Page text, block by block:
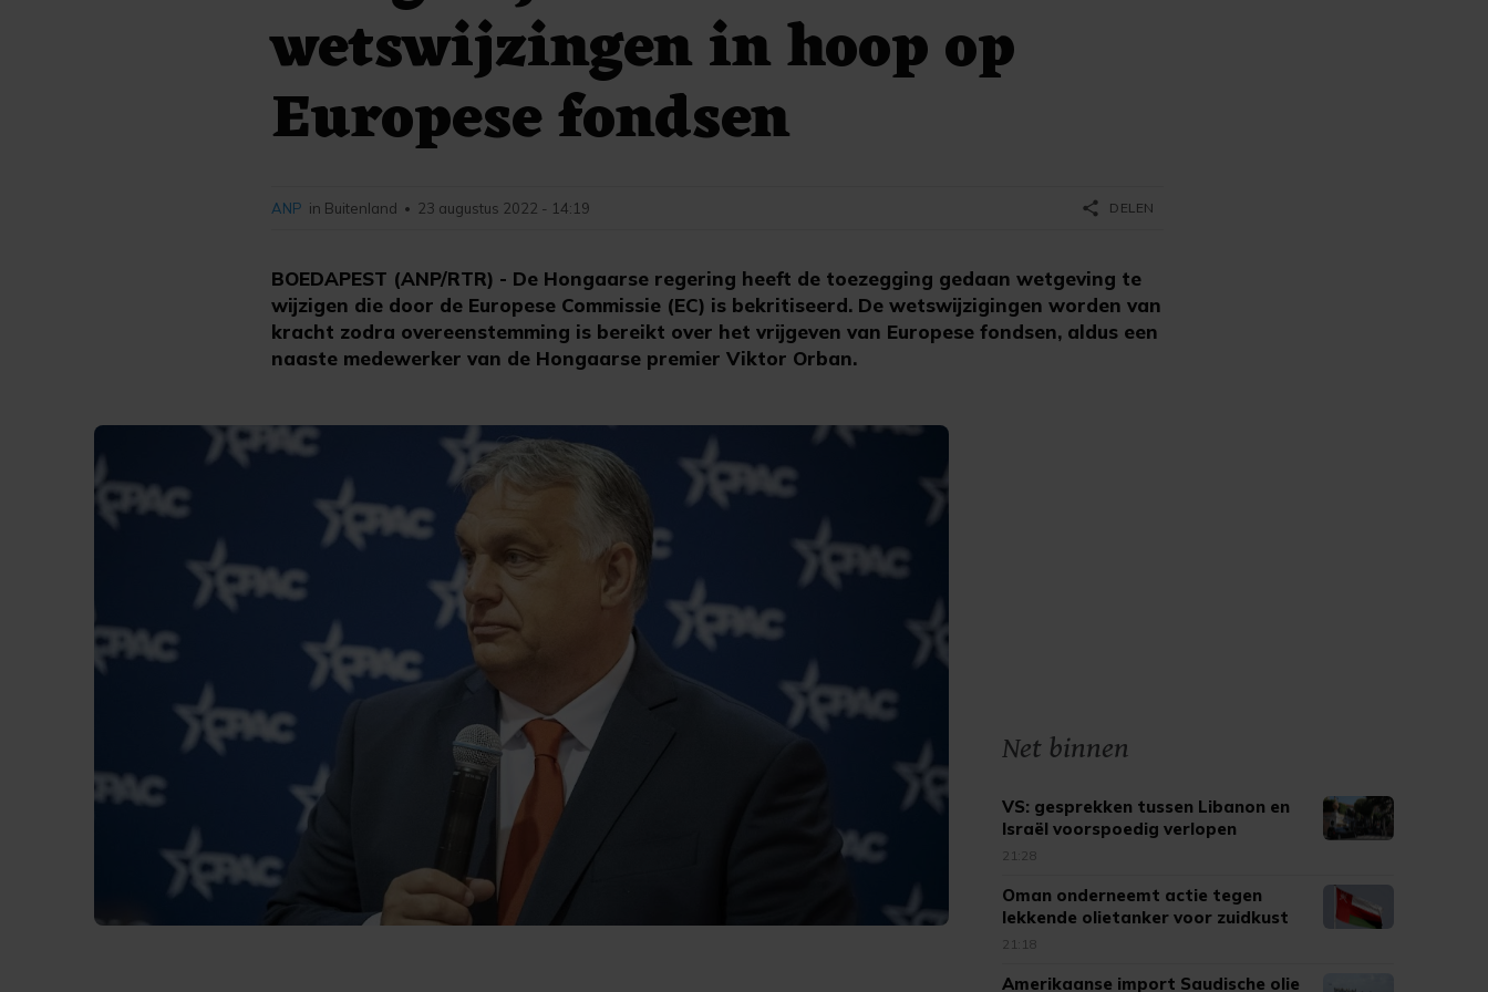
wetswijzingen in hoop op
Europese fondsen
BOEDAPEST (ANP/RTR) - De Hongaarse regering heeft de toezegging gedaan wetgeving te
wijzigen die door de Europese Commissie (EC) is bekritiseerd. De wetswijzigingen worden van
kracht zodra overeenstemming is bereikt over het vrijgeven van Europese fondsen, aldus een
naaste medewerker van de Hongaarse premier Viktor Orban.
ANP in Buitenland • 23 augustus 2022 - 14:19 share DELEN
Net binnen
VS: gesprekken tussen Libanon en
Israël voorspoedig verlopen
21:28
Oman onderneemt actie tegen
lekkende olietanker voor zuidkust
21:18
Amerikaanse import Saudische olie